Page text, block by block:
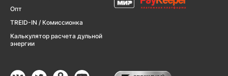
Опт
TREID-IN / Комиссионка
Калькулятор расчета дульной
энергии